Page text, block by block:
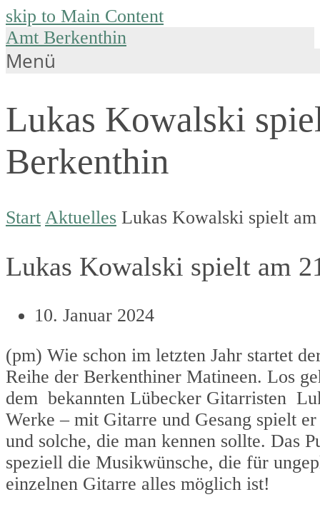
skip to Main Content
Amt Berkenthin
Menü
Lukas Kowalski
Berkenthin
Start Aktuelles Lukas Kowalski spielt
Lukas Kowalski spielt am
10. Januar 2024
(pm) Wie schon im letzten Jahr startet
Reihe der Berkenthiner Matineen. Los
dem bekannten Lübecker Gitarristen
Werke – mit Gitarre und Gesang spielt
und solche, die man kennen sollte. Das
speziell die Musikwünsche, die für
einzelnen Gitarre alles möglich ist!